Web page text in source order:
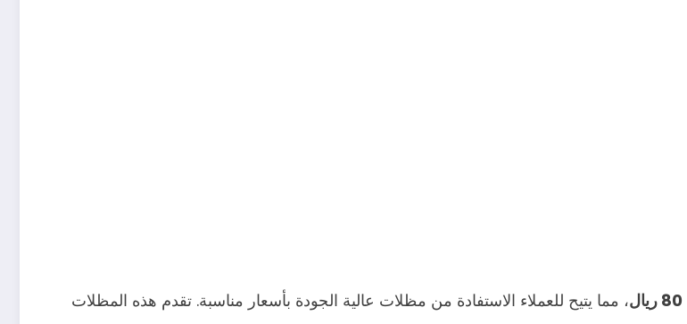
80 ريال
، مما يتيح للعملاء الاستفادة من مظلات عالية الجودة بأسعار مناسبة. تقدم هذه المظلات